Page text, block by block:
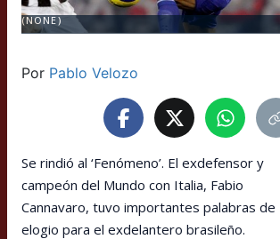
(NONE)
Por Pablo Velozo
Se rindió al ‘Fenómeno’. El exdefensor y
campeón del Mundo con Italia, Fabio
Cannavaro, tuvo importantes palabras de
elogio para el exdelantero brasileño.